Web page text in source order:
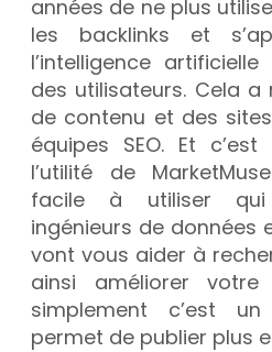
années de ne plus
les backlinks et
l’intelligence
des utilisateurs. Cela
de contenu et des
équipes SEO. Et
l’utilité de
facile à utiliser qui
ingénieurs de données
vont vous aider à
ainsi améliorer
simplement c’est
permet de publier plus